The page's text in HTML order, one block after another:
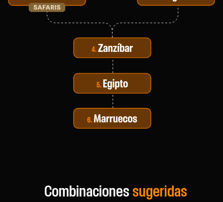
Combinacionessugeridas